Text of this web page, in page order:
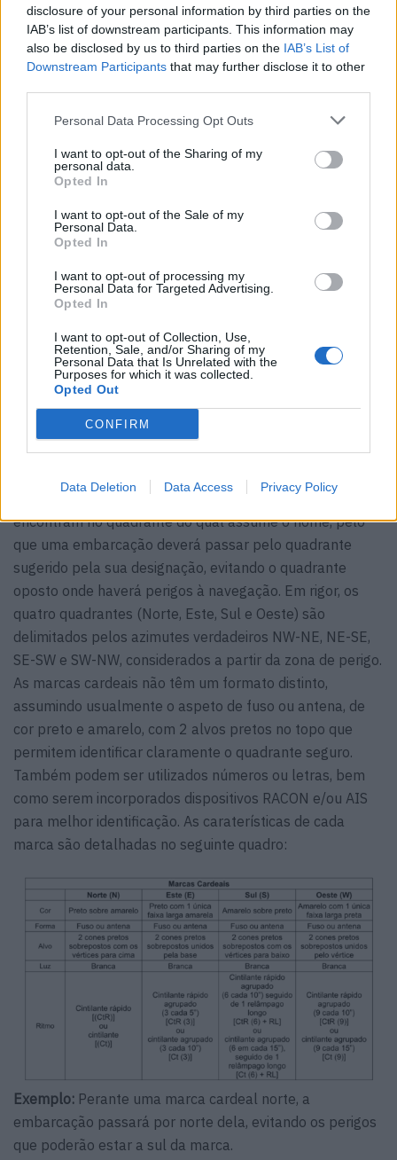
disclosure of your personal information by third parties on the
IAB’s list of downstream participants. This information may
also be disclosed by us to third parties on the IAB’s List of
Downstream Participants that may further disclose it to other
Personal Data Processing Opt Outs
I want to opt-out of the Sharing of my
personal data.
Opted In
I want to opt-out of the Sale of my
Personal Data.
Opted In
I want to opt-out of processing my
Personal Data for Targeted Advertising.
Opted In
I want to opt-out of Collection, Use,
Retention, Sale, and/or Sharing of my
Personal Data that Is Unrelated with the
Purposes for which it was collected.
Opted Out
CONFIRM
Data Deletion Data Access Privacy Policy
2 MARCAS CARDEAIS
profundas, no local onde a marca está situada, se
encontram no quadrante do qual assume o nome, pelo
que uma embarcação deverá passar pelo quadrante
sugerido pela sua designação, evitando o quadrante
oposto onde haverá perigos à navegação. Em rigor, os
quatro quadrantes (Norte, Este, Sul e Oeste) são
delimitados pelos azimutes verdadeiros NW-NE, NE-SE,
SE-SW e SW-NW, considerados a partir da zona de perigo.
As marcas cardeais não têm um formato distinto,
assumindo usualmente o aspeto de fuso ou antena, de
cor preto e amarelo, com 2 alvos pretos no topo que
permitem identificar claramente o quadrante seguro.
Também podem ser utilizados números ou letras, bem
como serem incorporados dispositivos RACON e/ou AIS
para melhor identificação. As caraterísticas de cada
marca são detalhadas no seguinte quadro:
Exemplo: Perante uma marca cardeal norte, a
embarcação passará por norte dela, evitando os perigos
que poderão estar a sul da marca.